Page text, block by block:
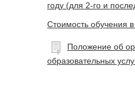
году (для 2-го и
Стоимость обучения
Положение об
образовательных